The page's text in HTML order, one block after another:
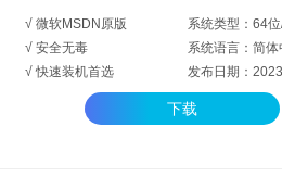
√ 微软MSDN原版
系统类型：64
√ 安全无毒
系统语言：简体
√ 快速装机首选
发布日期：
下载